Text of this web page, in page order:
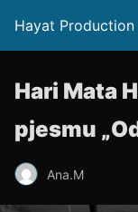
Hayat Production
Hari Mata
pjesmu
Ana.M